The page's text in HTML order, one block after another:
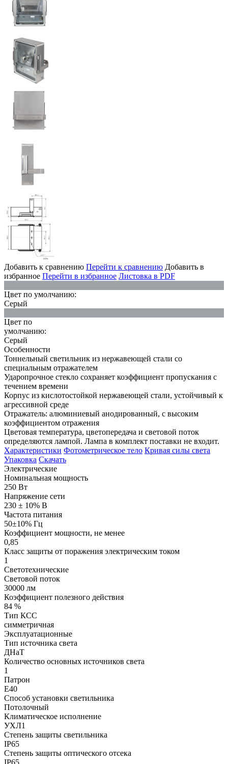
Добавить к сравнению Перейти к сравнению Добавить в
избранное Перейти в избранное Листовка в PDF
Цвет по умолчанию:
Серый
Цвет по
умолчанию:
Серый
Особенности
Тоннельный светильник из нержавеющей стали со
специальным отражателем
Ударопрочное стекло сохраняет коэффициент пропускания с
течением времени
Корпус из кислотостойкой нержавеющей стали, устойчивый к
агрессивной среде
Отражатель: алюминиевый анодированный, с высоким
коэффициентом отражения
Цветовая температура, цветопередача и световой поток
определяются лампой. Лампа в комплект поставки не входит.
Характеристики Фотометрическое тело Кривая силы света
Упаковка Скачать
Электрические
Номинальная мощность
250 Вт
Напряжение сети
230 ± 10% В
Частота питания
50±10% Гц
Коэффициент мощности, не менее
0,85
Класс защиты от поражения электрическим током
1
Светотехнические
Световой поток
30000 лм
Коэффициент полезного действия
84 %
Тип КСС
симметричная
Эксплуатационные
Тип источника света
ДНаТ
Количество основных источников света
1
Патрон
Е40
Способ установки светильника
Потолочный
Климатическое исполнение
УХЛ1
Степень защиты светильника
IP65
Степень защиты оптического отсека
IP65